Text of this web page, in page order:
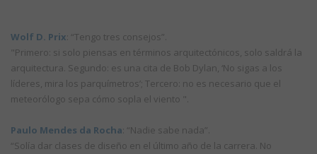
Wolf D. Prix : “Tengo tres consejos”.
"Primero: si solo piensas en términos arquitectónicos, solo saldrá la
arquitectura. Segundo: es una cita de Bob Dylan, ‘No sigas a los
líderes, mira los parquímetros’; Tercero: no es necesario que el
meteorólogo sepa cómo sopla el viento ".
Paulo Mendes da Rocha : “Nadie sabe nada”.
“Solía dar clases de diseño en el último año de la carrera. No